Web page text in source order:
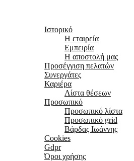
Ιστορικό
Η εταιρεία
Εμπειρία
Η αποστολή μας
Προσέγγιση πελατών
Συνεργάτες
Καριέρα
Λίστα θέσεων
Προσωπικό
Προσωπικό λίστα
Προσωπικό grid
Βάρδας Ιωάννης
Cookies
Gdpr
Όροι χρήσης